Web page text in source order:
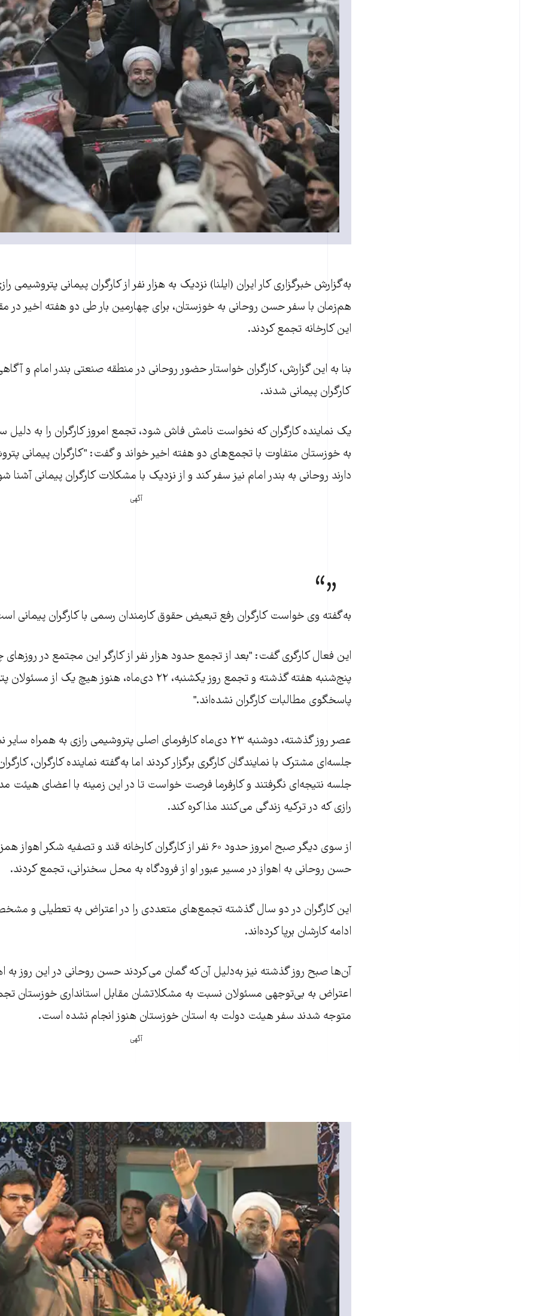
به‌گزارش خبرگزاری کار ايران (ايلنا) نزديک به هزار نفر از کارگران پيمانی پتروشيمی
هم‌زمان با سفر حسن روحانی به خوزستان، برای چهارمين بار طی دو هفته اخير در
اين کارخانه تجمع کردند.
بنا به اين گزارش، کارگران خواستار حضور روحانی در منطقه صنعتی بندر امام و
کارگران پيمانی شدند.
يک نماينده کارگران که نخواست نامش فاش شود، تجمع امروز کارگران را به
به خوزستان متفاوت با تجمع‌های دو هفته اخير خواند و گفت: "کارگران پيمانی
دارند روحانی به بندر امام نيز سفر کند و از نزديک با مشکلات کارگران پيمانی آشنا
آگهی
به‌گفته وی خواست کارگران رفع تبعيض حقوق کارمندان رسمی با کارگران پيمانی
اين فعال کارگری گفت: "بعد از تجمع حدود هزار نفر از کارگر اين مجتمع در روز‌های
پنج‌شنبه هفته گذشته و تجمع روز يکشنبه، ۲۲ دی‌ماه، هنوز هيچ يک از
پاسخگوی مطالبات کارگران نشده‌اند."
عصر روز گذشته، دوشنبه ۲۳ دی‌ماه کارفرمای اصلی پتروشيمی رازی به همراه
جلسه‌ای مشترک با نمايندگان کارگری برگزار کردند اما به‌گفته نماينده کارگران،
جلسه نتيجه‌ای نگرفتند و کارفرما فرصت خواست تا در اين زمينه با اعضای هيئت
رازی که در ترکيه زندگی می‌کنند مذاکره کند.
از سوی ديگر صبح امروز حدود ۶۰ نفر از کارگران کارخانه قند و تصفيه شکر
حسن روحانی به اهواز در مسير عبور او از فرودگاه به محل سخنرانی، تجمع کردند.
اين کارگران در دو سال گذشته تجمع‌های متعددی را در اعتراض به تعطيلی و
ادامه کارشان برپا کرده‌اند.
آن‌ها صبح روز گذشته نيز به‌دليل آن‌که گمان می‌کردند حسن روحانی در اين روز به
اعتراض به بی‌توجهی مسئولان نسبت به مشکلاتشان مقابل استانداری خوزستان
متوجه شدند سفر هیئت دولت به استان خوزستان هنوز انجام نشده است.
آگهی